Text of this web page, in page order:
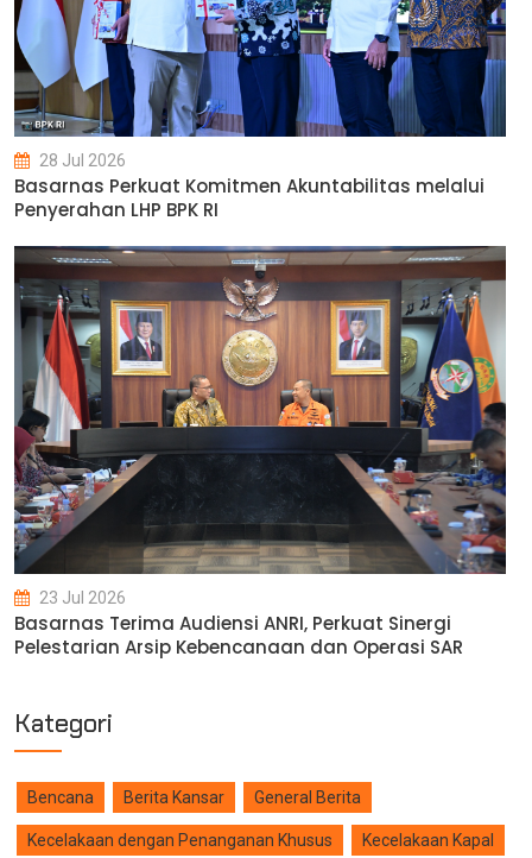
28 Jul 2026
Basarnas Perkuat Komitmen Akuntabilitas melalui
Penyerahan LHP BPK RI
23 Jul 2026
Basarnas Terima Audiensi ANRI, Perkuat Sinergi
Pelestarian Arsip Kebencanaan dan Operasi SAR
Kategori
Bencana Berita Kansar General Berita
Kecelakaan dengan Penanganan Khusus Kecelakaan Kapal